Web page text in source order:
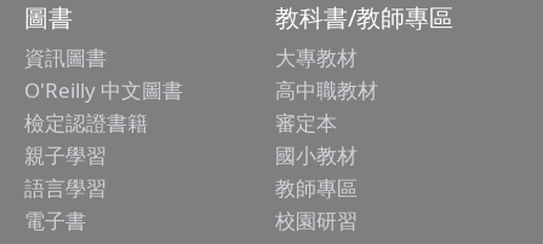
圖書
資訊圖書
O'Reilly 中文圖書
檢定認證書籍
親子學習
語言學習
電子書
教科書/教師專區
大專教材
高中職教材
審定本
國小教材
教師專區
校園研習